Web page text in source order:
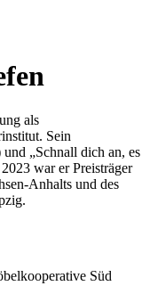
als
Sein
„Schnall dich an, es
war er Preisträger
Anhalts und des
Süd